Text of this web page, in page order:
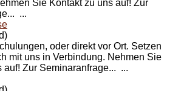
Sie Kontaktzu uns auf! Zur
...
oder direkt vor Ort. Setzen
mit uns in Verbindung. Nehmen Sie
auf! Zur Seminaranfrage... ...